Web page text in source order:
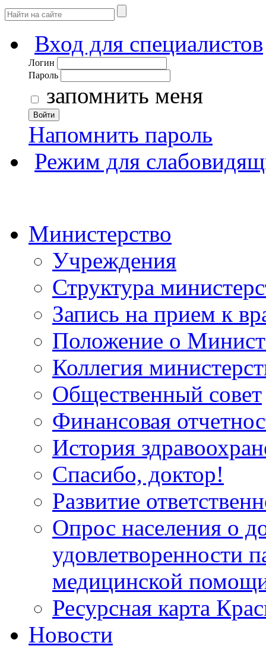
Вход для специалистов
Логин
Пароль
запомнить меня
Войти
Напомнить пароль
Режим для
Министерство
Учреждения
Структура
Запись на прием к
Положение о
Коллегия
Общественный совет
Финансовая
История
Спасибо, доктор!
Развитие
Опрос населения о
удовлетворенности
медицинской
Ресурсная карта
Новости